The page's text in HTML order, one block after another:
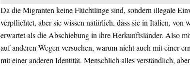
Da die Migranten keine Flüchtlinge sind, sondern illegale
verpflichtet, aber sie wissen natürlich, dass sie in Italien, von
erwartet als die Abschiebung in ihre Herkunftsländer. Also
auf anderen Wegen versuchen, warum nicht auch mit einer
mit einer anderen Identität. Menschlich alles verständlich,